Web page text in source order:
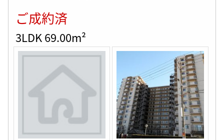
ご成約済
3LDK 69.00m²